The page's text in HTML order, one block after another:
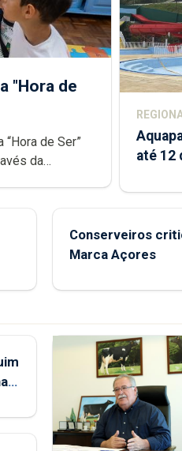
"Hora de
de Ser”
da
até 12
Conserveiros
Marca Açores